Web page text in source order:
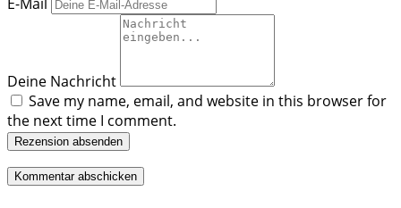
Deine Nachricht
Save my name, email, and website in this browser for
the next time I comment.
Rezension absenden